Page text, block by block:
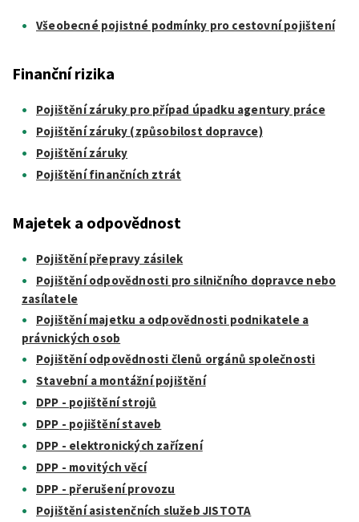
Všeobecné pojistné podmínky pro cestovní pojištení
Finanční rizika
Pojištění záruky pro případ úpadku agentury práce
Pojištění záruky (způsobilost dopravce)
Pojištění záruky
Pojištění finančních ztrát
Majetek a odpovědnost
Pojištění přepravy zásilek
Pojištění odpovědnosti pro silničního dopravce nebo
zasílatele
Pojištění majetku a odpovědnosti podnikatele a
právnických osob
Pojištění odpovědnosti členů orgánů společnosti
Stavební a montážní pojištění
DPP - pojištění strojů
DPP - pojištění staveb
DPP - elektronických zařízení
DPP - movitých věcí
DPP - přerušení provozu
Pojištění asistenčních služeb JISTOTA